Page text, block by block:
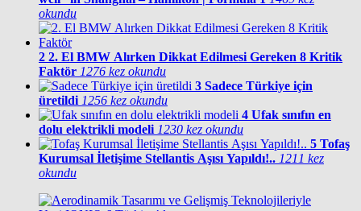
okundu
2 2. El BMW Alırken Dikkat Edilmesi Gereken 8 Kritik
Faktör 1276 kez okundu
3 Sadece Türkiye için
üretildi 1256 kez okundu
4 Ufak sınıfın en
dolu elektrikli modeli 1230 kez okundu
5 Tofaş
Kurumsal İletişime Stellantis Aşısı Yapıldı!.. 1211 kez
okundu